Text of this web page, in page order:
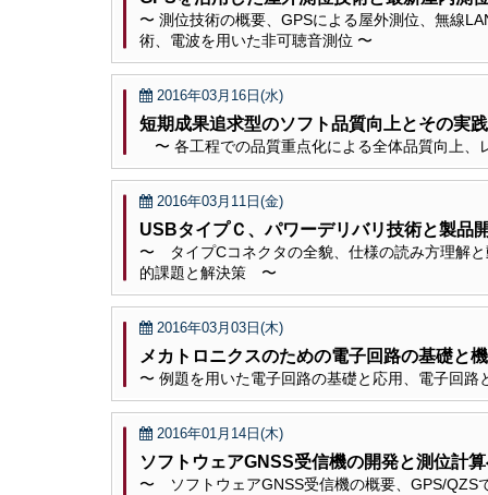
〜 測位技術の概要、GPSによる屋外測位、無線
術、電波を用いた非可聴音測位 〜
2016年03月16日(水)
短期成果追求型のソフト品質向上とその実践
〜 各工程での品質重点化による全体品質向上、
2016年03月11日(金)
USBタイプＣ、パワーデリバリ技術と製品
〜 タイプCコネクタの全貌、仕様の読み方理解
的課題と解決策 〜
2016年03月03日(木)
メカトロニクスのための電子回路の基礎と
〜 例題を用いた電子回路の基礎と応用、電子回
2016年01月14日(木)
ソフトウェアGNSS受信機の開発と測位計
〜 ソフトウェアGNSS受信機の概要、GPS/QZS